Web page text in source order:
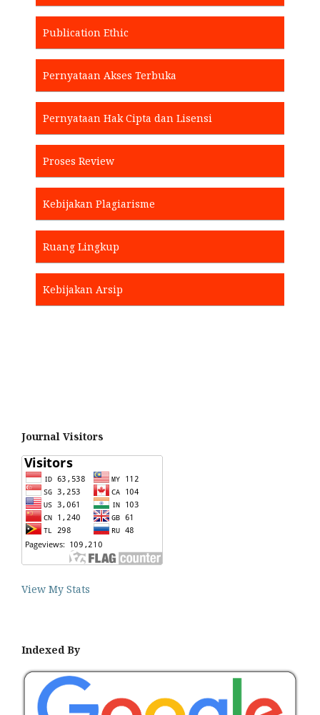
Publication Ethic
Pernyataan Akses Terbuka
Pernyataan Hak Cipta dan Lisensi
Proses Review
Kebijakan Plagiarisme
Ruang Lingkup
Kebijakan Arsip
Journal Visitors
View My Stats
Indexed By